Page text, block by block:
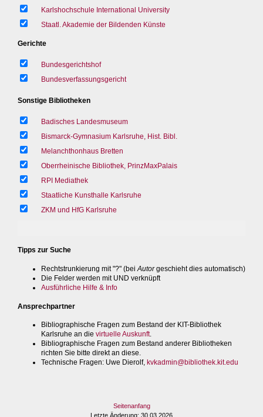
Karlshochschule International University
Staatl. Akademie der Bildenden Künste
Gerichte
Bundesgerichtshof
Bundesverfassungsgericht
Sonstige Bibliotheken
Badisches Landesmuseum
Bismarck-Gymnasium Karlsruhe, Hist. Bibl.
Melanchthonhaus Bretten
Oberrheinische Bibliothek, PrinzMaxPalais
RPI Mediathek
Staatliche Kunsthalle Karlsruhe
ZKM und HfG Karlsruhe
Tipps zur Suche
Rechtstrunkierung mit "?" (bei Autorgeschieht dies automatisch)
Die Felder werden mit UND verknüpft
Ausführliche Hilfe & Info
Ansprechpartner
Bibliographische Fragen zum Bestand der KIT-Bibliothek
Karlsruhe an die virtuelle Auskunft.
Bibliographische Fragen zum Bestand anderer Bibliotheken
richten Sie bitte direkt an diese.
Technische Fragen: Uwe Dierolf, kvkadmin@bibliothek.kit.edu
Seitenanfang
Letzte Änderung: 30.03.2026